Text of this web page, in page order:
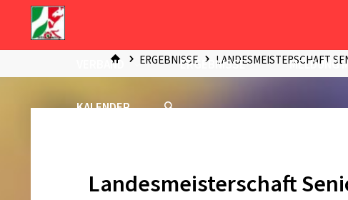
VERBAND ERGEBNISSE MELDUNG
KALENDER
STARTERGEBNISSE LANDESMEISTERSCHAFT
Landesmeisterschaft